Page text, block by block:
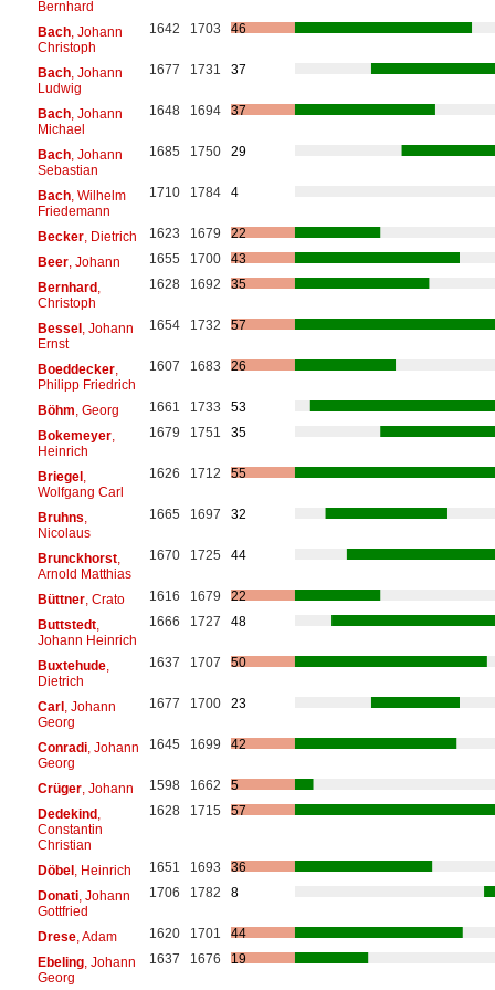
Bernhard
Bach, Johann
Christoph
1642 1703 46
Bach, Johann
Ludwig
1677 1731 37
Bach, Johann
Michael
1648 1694 37
Bach, Johann
Sebastian
1685 1750 29
Bach, Wilhelm
Friedemann
1710 1784 4
Becker, Dietrich 1623 1679
22
Beer, Johann 1655 1700
43
Bernhard,
Christoph
1628 1692 35
Bessel, Johann
Ernst
1654 1732 57
Boeddecker,
Philipp Friedrich
1607 1683 26
Böhm , Georg 1661 1733
53
Bokemeyer,
Heinrich
1679 1751 35
Briegel,
Wolfgang Carl
1626 1712 55
Bruhns
Nicolaus
1665 1697 32
Brunckhorst,
Arnold Matthias
1670 1725 44
Büttner, Crato 1616 1679
22
Buttstedt,
Johann Heinrich
1666 1727 48
Buxtehude,
Dietrich
1637 1707 50
Carl, Johann
Georg
1677 1700 23
Conradi, Johann
Georg
1645 1699 42
Crüger, Johann 1598 1662
5
Dedekind,
Constantin
Christian
1628 1715 57
Döbel, Heinrich 1651 1693
36
Donati, Johann
Gottfried
1706 1782 8
Drese, Adam 1620 1701
44
Ebeling, Johann
Georg
1637 1676 19